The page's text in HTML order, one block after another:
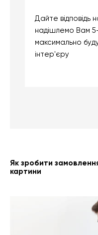
Дайте відповідь
надішлемо Вам 5-
максимально
інтер'єру
Як зробити
картини